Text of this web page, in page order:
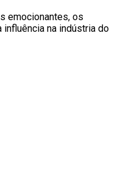
emocionantes, os
na indústria do